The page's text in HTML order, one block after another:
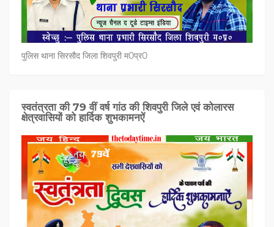
पुलिस थाना सिरसौद जिला शिवपुरी म0प्र0
स्वतंत्रता की 79 वीं वर्ष गांठ की शिवपुरी जिले एवं कोलारस
क्षेत्रवासियों को हार्दिक शुभकामनऐं